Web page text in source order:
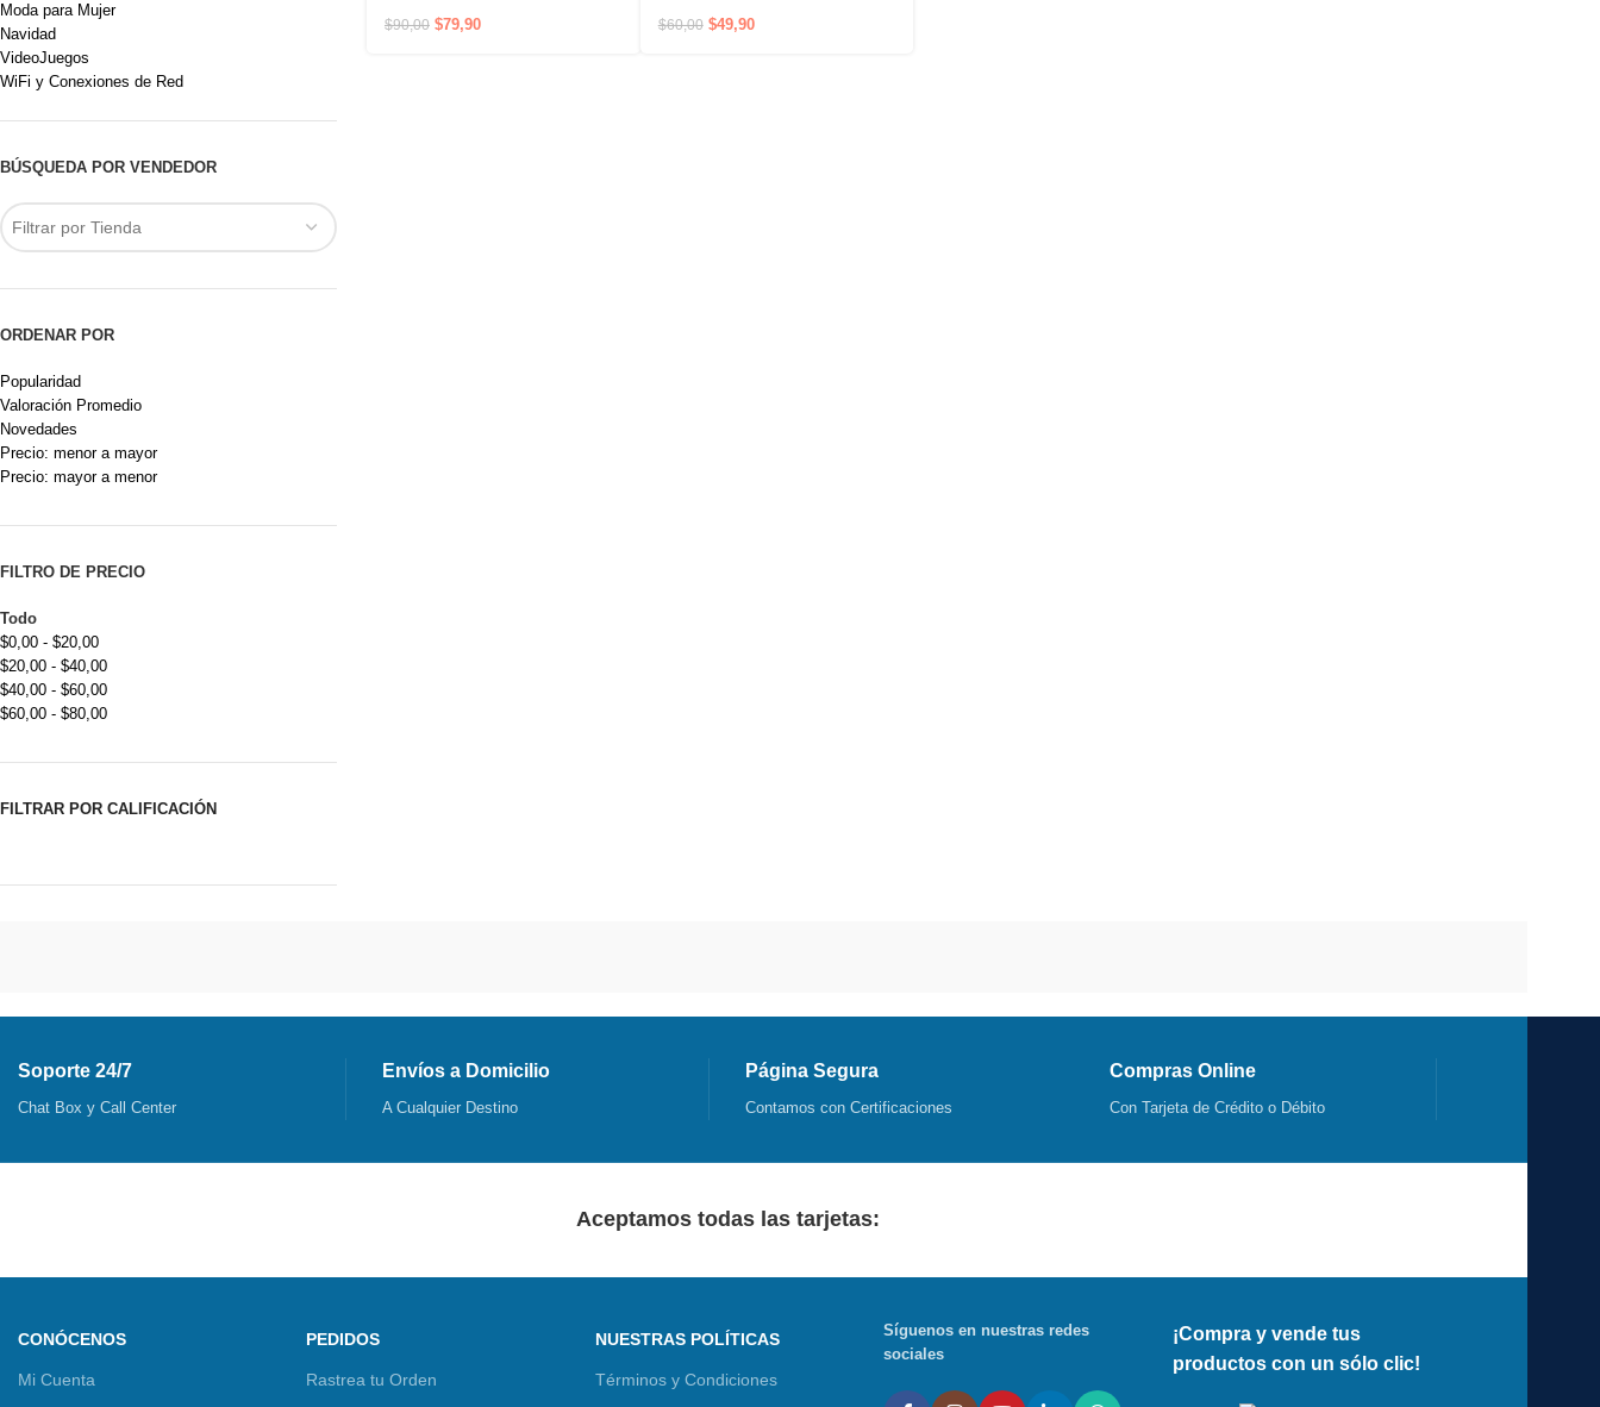
Moda para Mujer
Navidad
VideoJuegos
WiFi y Conexiones de Red
BÚSQUEDA POR VENDEDOR
Filtrar por Tienda
ORDENAR POR
Popularidad
Valoración Promedio
Novedades
Precio: menor a mayor
Precio: mayor a menor
FILTRO DE PRECIO
Todo
$0,00 - $20,00
$20,00 - $40,00
$40,00 - $60,00
$60,00 - $80,00
FILTRAR POR CALIFICACIÓN
$90,00 $79,90 $60,00 $49,90
Soporte 24/7
Chat Box y Call Center
Envíos a Domicilio
A Cualquier Destino
Página Segura
Contamos con Certificaciones
Compras Online
Con Tarjeta de Crédito o Débito
Aceptamos todas las tarjetas:
CONÓCENOS
Mi Cuenta
PEDIDOS
Rastrea tu Orden
NUESTRAS POLÍTICAS
Términos y Condiciones
Síguenos en nuestras redes
sociales
¡Compra y vende tus
productos con un sólo clic!